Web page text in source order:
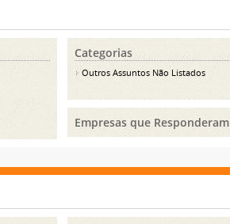
Categorias
Outros Assuntos Não Listados
Empresas que Responderam